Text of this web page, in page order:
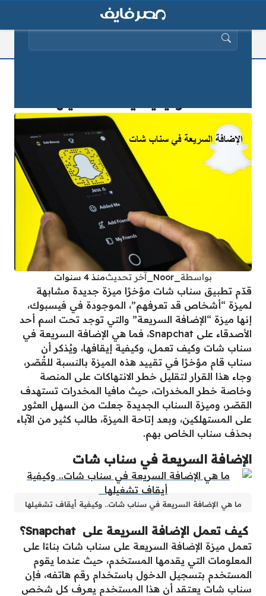
بواسطة آخر تحديثمنذ 4 سنوات
قدّم تطبيق سناب شات مؤخرًا ميزة جديدة مشابهة
لميزة “أشخاص قد تعرفهم”، الموجودة في فيسبوك،
إنها ميزة “الإضافة السريعة” والتي توجد تحت اسم أحد
الأصدقاء على Snapchat، فما هي الإضافة السريعة في
سناب شات وكيف تعمل، وكيفية إيقافها، ويُذكر أن
سناب قام مؤخرًا في تقييد هذه الميزة بالنسبة للقُصّر،
وجاء هذا القرار لتقليل خطر الانتهاكات على المنصة
وخاصة خطر المخدرات، حيث مافيا المخدرات تستهدف
القصّر، وميزة السناب الجديدة جعلت من السهل العثور
على المستهلكين، وبعد إتاحة الميزة، طالب كثير من الآباء
بحذف سناب الخاص بهم.
الإضافة السريعة في سناب شات
ما هي الإضافة السريعة في سناب شات.. وكيفية أيقاف تشغيلها
كيف تعمل الإضافة السريعة على Snapchat ؟
تعمل ميزة الإضافة السريعة على سناب شات بناءًا على
المعلومات التي يقدمها المستخدم، حيث عندما يقوم
المستخدم بتسجيل الدخول باستخدام رقم هاتفه، فإن
سناب شات يعتقد أن هذا المستخدم يعرف كل شخص
البحث عن: